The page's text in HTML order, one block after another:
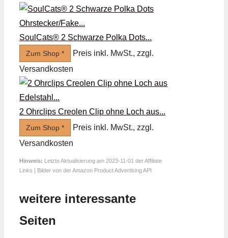
SoulCats® 2 Schwarze Polka Dots...
Zum Shop *
Preis inkl. MwSt., zzgl.
Versandkosten
2 Ohrclips Creolen Clip ohne Loch aus...
Zum Shop *
Preis inkl. MwSt., zzgl.
Versandkosten
Hinweis: Letzte Aktualisierung am 2023-11-01 der Affiliate
Links | Bilder von der Amazon Product Advertising API
weitere interessante
Seiten